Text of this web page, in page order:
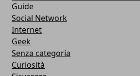
Guide
Social Network
Internet
Geek
Senza categoria
Curiosità